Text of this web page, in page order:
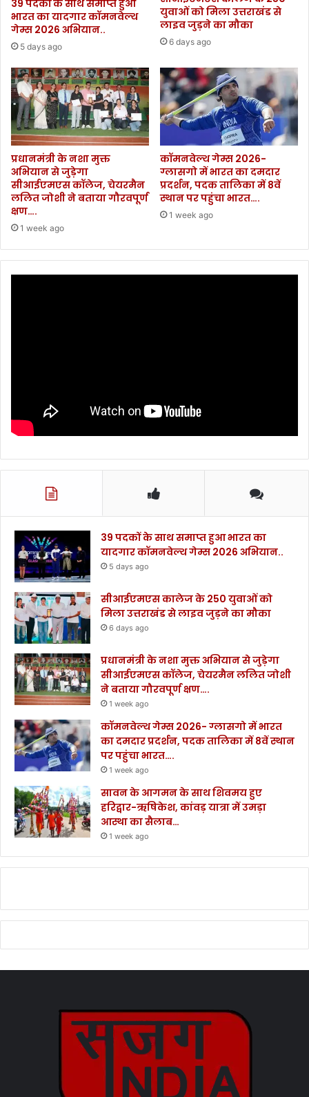
39 पदकों के साथ समाप्त हुआ
भारत का यादगार कॉमनवेल्थ
गेम्स 2026 अभियान..
5 days ago
युवाओं को मिला उत्तराखंड से
लाइव जुड़ने का मौका
6 days ago
प्रधानमंत्री के नशा मुक्त
अभियान से जुड़ेगा
सीआईएमएस कॉलेज, चेयरमैन
ललित जोशी ने बताया गौरवपूर्ण
क्षण….
1 week ago
कॉमनवेल्थ गेम्स 2026-
ग्लासगो में भारत का दमदार
प्रदर्शन, पदक तालिका में 8वें
स्थान पर पहुंचा भारत….
1 week ago
39 पदकों के साथ समाप्त हुआ भारत का
यादगार कॉमनवेल्थ गेम्स 2026 अभियान..
5 days ago
सीआईएमएस कालेज के 250 युवाओं को
मिला उत्तराखंड से लाइव जुड़ने का मौका
6 days ago
प्रधानमंत्री के नशा मुक्त अभियान से जुड़ेगा
सीआईएमएस कॉलेज, चेयरमैन ललित जोशी
ने बताया गौरवपूर्ण क्षण….
1 week ago
कॉमनवेल्थ गेम्स 2026- ग्लासगो में भारत
का दमदार प्रदर्शन, पदक तालिका में 8वें स्थान
पर पहुंचा भारत….
1 week ago
सावन के आगमन के साथ शिवमय हुए
हरिद्वार-ऋषिकेश, कांवड़ यात्रा में उमड़ा
आस्था का सैलाब…
1 week ago